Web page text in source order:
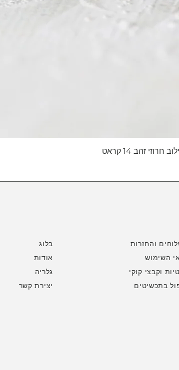
בלוג
אודות
גלריה
יצירת קשר
והחזרות
השימוש
וקבצי קוקי
בתכשיטים